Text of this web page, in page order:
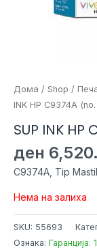
Дома / Shop /
INK HP C9374A
SUP INK HP
ден
C9374A, Tip
Нема на залиха
SKU: 55693
Ознака: Гаранција: